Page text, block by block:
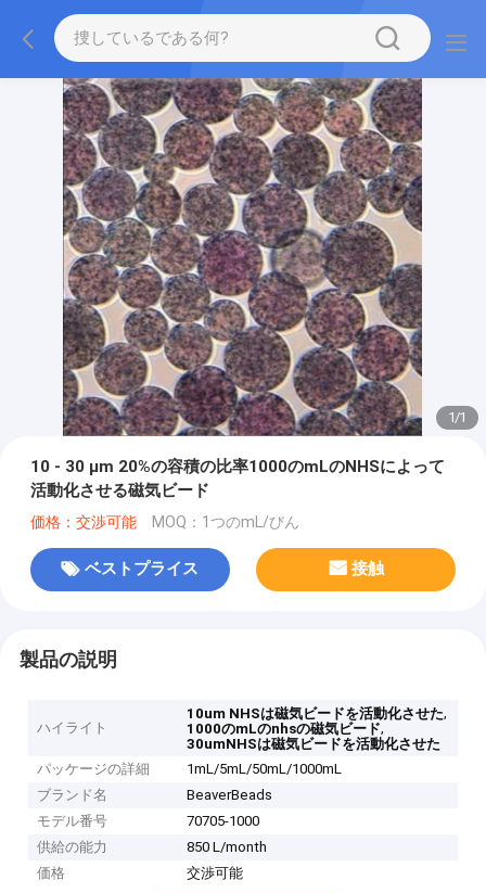
1/1
10 - 30 μm 20%の容積の比率1000のmLのNHSによって
活動化させる磁気ビード
価格：交渉可能 MOQ：1つのmL/びん
ベストプライス 接触
製品の説明
ハイライト
10um NHSは磁気ビードを活動化させた,
1000のmLのnhsの磁気ビード,
30umNHSは磁気ビードを活動化させた
パッケージの詳細
1mL/5mL/50mL/1000mL
ブランド名
BeaverBeads
モデル番号
70705-1000
供給の能力
850 L/month
価格
交渉可能